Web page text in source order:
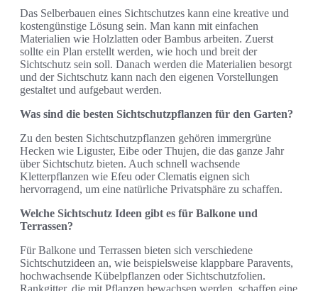
Das Selberbauen eines Sichtschutzes kann eine kreative und
kostengünstige Lösung sein. Man kann mit einfachen
Materialien wie Holzlatten oder Bambus arbeiten. Zuerst
sollte ein Plan erstellt werden, wie hoch und breit der
Sichtschutz sein soll. Danach werden die Materialien besorgt
und der Sichtschutz kann nach den eigenen Vorstellungen
gestaltet und aufgebaut werden.
Was sind die besten Sichtschutzpflanzen für den Garten?
Zu den besten Sichtschutzpflanzen gehören immergrüne
Hecken wie Liguster, Eibe oder Thujen, die das ganze Jahr
über Sichtschutz bieten. Auch schnell wachsende
Kletterpflanzen wie Efeu oder Clematis eignen sich
hervorragend, um eine natürliche Privatsphäre zu schaffen.
Welche Sichtschutz Ideen gibt es für Balkone und
Terrassen?
Für Balkone und Terrassen bieten sich verschiedene
Sichtschutzideen an, wie beispielsweise klappbare Paravents,
hochwachsende Kübelpflanzen oder Sichtschutzfolien.
Rankgitter, die mit Pflanzen bewachsen werden, schaffen eine